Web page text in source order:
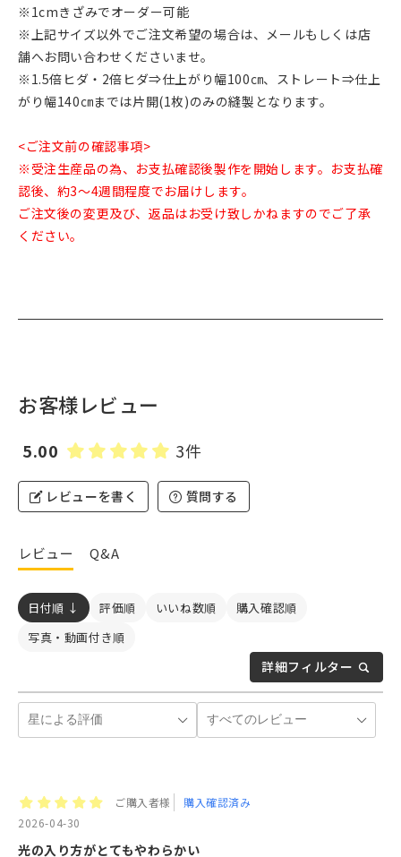
※1cmきざみでオーダー可能
※上記サイズ以外でご注文希望の場合は、メールもしくは店
舗へお問い合わせくださいませ。
※1.5倍ヒダ・2倍ヒダ⇒仕上がり幅100㎝、ストレート⇒仕上
がり幅140㎝までは片開(1枚)のみの縫製となります。
<ご注文前の確認事項>
※受注生産品の為、お支払確認後製作を開始します。お支払確
認後、約3～4週間程度でお届けします。
ご注文後の変更及び、返品はお受け致しかねますのでご了承
ください。
お客様レビュー
5.00 3件
レビューを書く 質問する
レビュー Q&A
詳細フィルター
日付順 ↓ 評価順 いいね数順
購入確認順
写真・動画付き順
ご購入者様
購入確認済み
2026-04-30
光の入り方がとてもやわらかい